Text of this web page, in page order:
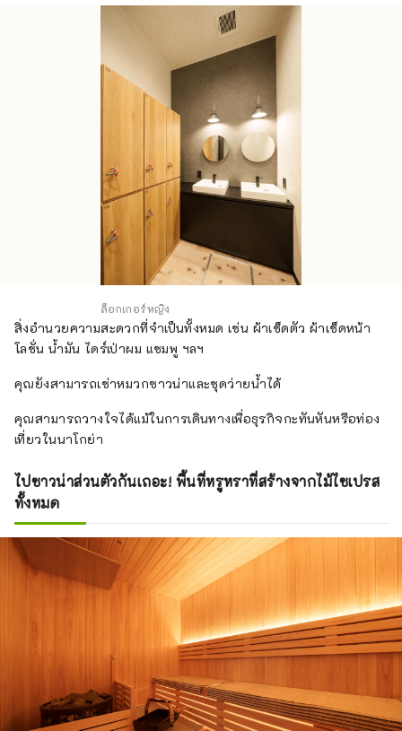
ล็อกเกอร์หญิง
สิ่งอำนวยความสะดวกที่จำเป็นทั้งหมด เช่น ผ้าเช็ดตัว ผ้าเช็ดหน้า
โลชั่น น้ำมัน ไดร์เป่าผม แชมพู ฯลฯ
คุณยังสามารถเช่าหมวกซาวน่าและชุดว่ายน้ำได้
คุณสามารถวางใจได้แม้ในการเดินทางเพื่อธุรกิจกะทันหันหรือท่อง
เที่ยวในนาโกย่า
ไปซาวน่าส่วนตัวกันเถอะ! พื้นที่หรูหราที่สร้างจากไม้ไซเปรส
ทั้งหมด